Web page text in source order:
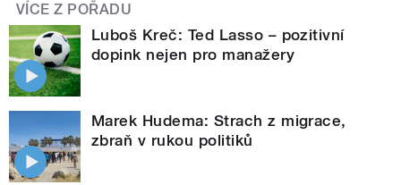
VÍCE Z POŘADU
Luboš Kreč: Ted Lasso – pozitivní
dopink nejen pro manažery
Marek Hudema: Strach z migrace,
zbraň v rukou politiků